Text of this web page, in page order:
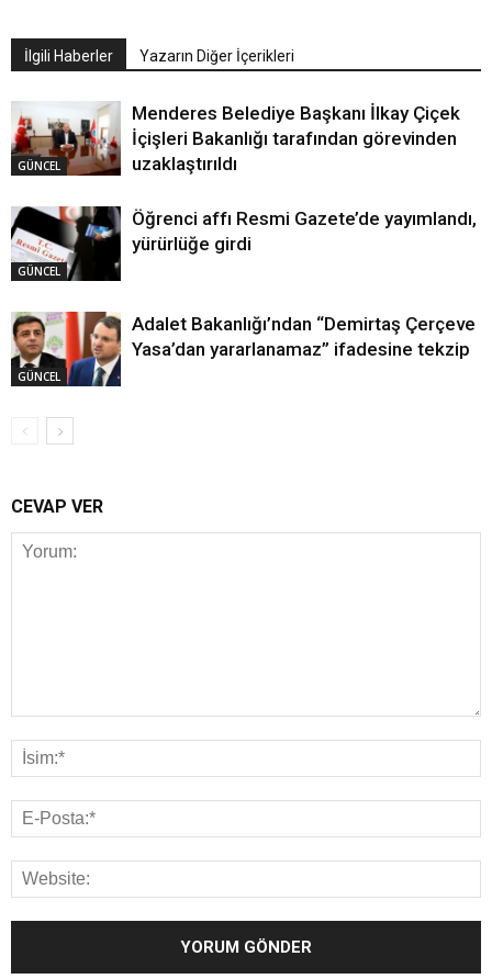
İlgili Haberler Yazarın Diğer İçerikleri
GÜNCEL
Menderes Belediye Başkanı İlkay Çiçek
İçişleri Bakanlığı tarafından görevinden
uzaklaştırıldı
GÜNCEL
Öğrenci affı Resmi Gazete’de yayımlandı,
yürürlüğe girdi
GÜNCEL
Adalet Bakanlığı’ndan “Demirtaş Çerçeve
Yasa’dan yararlanamaz” ifadesine tekzip
CEVAP VER